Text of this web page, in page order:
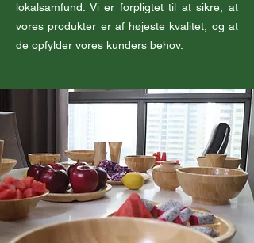
lokalsamfund. Vi er forpligtet til at sikre, at
vores produkter er af højeste kvalitet, og at
de opfylder vores kunders behov.